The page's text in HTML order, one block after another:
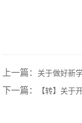
上一篇： 关于做好新
下一篇：
【转】关于